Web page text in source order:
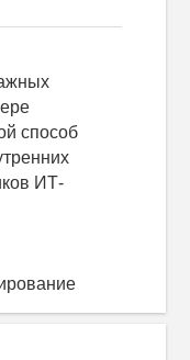
способ
ИТ-